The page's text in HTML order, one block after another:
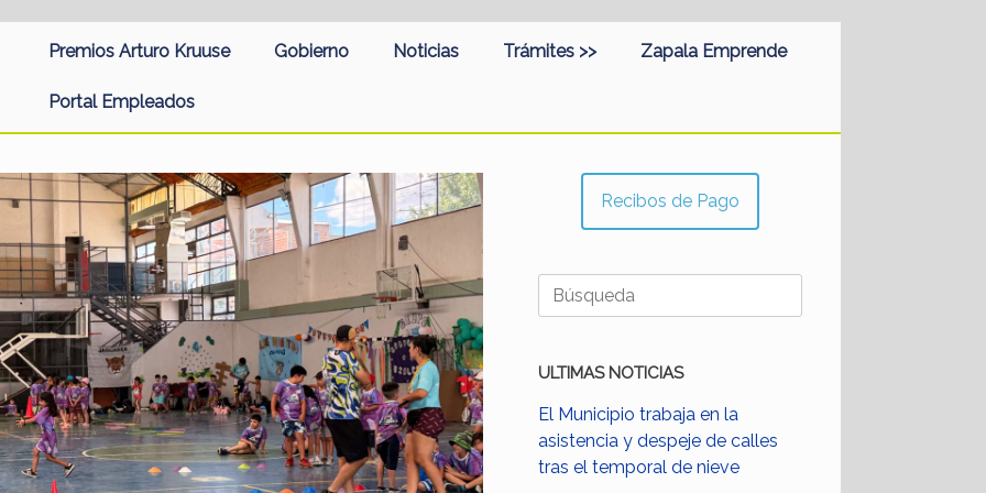
Premios Arturo Kruuse Gobierno Noticias Trámites >> Zapala Emprende
Portal Empleados
Recibos de Pago
Buscar:
ULTIMAS NOTICIAS
El Municipio trabaja en la
asistencia y despeje de calles
tras el temporal de nieve